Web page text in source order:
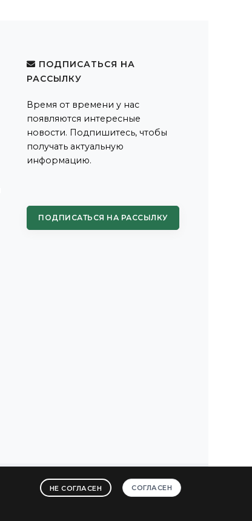
НЕ СОГЛАСЕН СОГЛАСЕН
ПОДПИСАТЬСЯ НА
РАССЫЛКУ
Время от времени у нас
появляются интересные
новости. Подпишитесь, чтобы
получать актуальную
информацию.
ПОДПИСАТЬСЯ НА РАССЫЛКУ